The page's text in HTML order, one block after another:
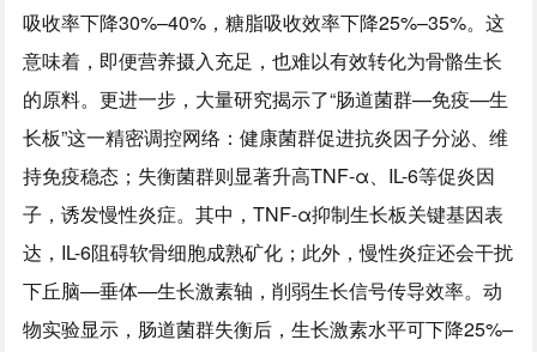
吸收率下降30%–40%，糖脂吸收效率下降25%–35%。这
意味着，即便营养摄入充足，也难以有效转化为骨骼生长
的原料。更进一步，大量研究揭示了“肠道菌群—免疫—生
长板”这一精密调控网络：健康菌群促进抗炎因子分泌、维
持免疫稳态；失衡菌群则显著升高TNF-α、IL-6等促炎因
子，诱发慢性炎症。其中，TNF-α抑制生长板关键基因表
达，IL-6阻碍软骨细胞成熟矿化；此外，慢性炎症还会干扰
下丘脑—垂体—生长激素轴，削弱生长信号传导效率。动
物实验显示，肠道菌群失衡后，生长激素水平可下降25%–